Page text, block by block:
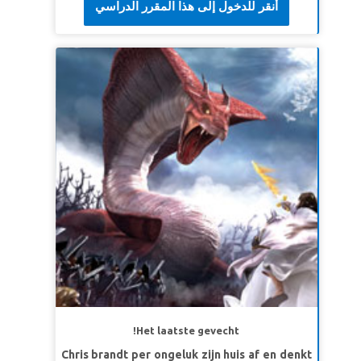
SuperVers:
'Want er is een Kind geboren: we
Koning heersen. Hij wordt Wonderlijk,
Raadgever, Sterke God, Eeuwige Vader en
Vredekoning genoemd.'Jesaja 9:5 (BB)
LES 3: DEEL HET GESCHENK VAN GOD
SuperWaarheid:Ik zal anderen over Jezus
vertellen, Gods cadeau.
SuperVers:'Maar aan alle mensen die wél in
Hem geloven, heeft Hij het recht gegeven om
kinderen van God te worden. Ze worden
opnieuw geboren.'Johannes 1:12 (BB)
أنقر للدخول إلى هذا المقرر الدراسي
Het laatste gevecht!
Chris brandt per ongeluk zijn huis af en denkt